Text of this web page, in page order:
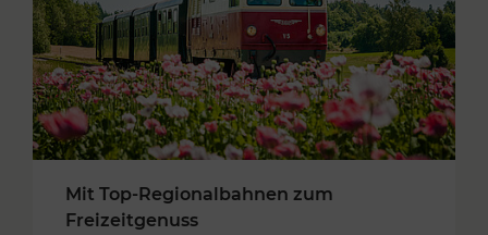
Mit Top-Regionalbahnen zum
Freizeitgenuss